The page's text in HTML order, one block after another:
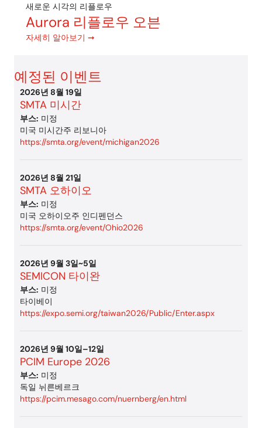
새로운 시각의 리플로우
Aurora 리플로우 오븐
자세히 알아보기 ➞
예정된 이벤트
2026년 8월 19일
SMTA 미시간
부스: 미정
미국 미시간주 리보니아
https://smta.org/event/michigan2026
2026년 8월 21일
SMTA 오하이오
부스: 미정
미국 오하이오주 인디펜던스
https://smta.org/event/Ohio2026
2026년 9월 3일~5일
SEMICON 타이완
부스: 미정
타이베이
https://expo.semi.org/taiwan2026/Public/Enter.aspx
2026년 9월 10일–12일
PCIM Europe 2026
부스: 미정
독일 뉘른베르크
https://pcim.mesago.com/nuernberg/en.html